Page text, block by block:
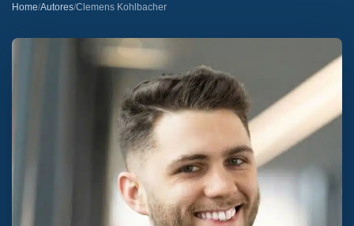
Home/Autores/Clemens Kohlbacher